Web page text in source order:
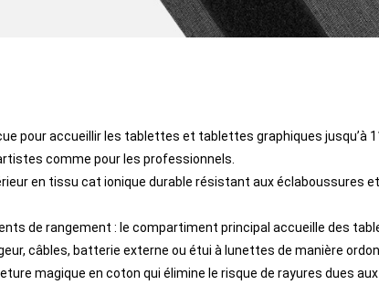
pour accueillir les tablettes et tablettes graphiques jusqu’à
comme pour les professionnels.
en tissu cat ionique durable résistant aux éclaboussures
de rangement : le compartiment principal accueille des
câbles, batterie externe ou étui à lunettes de manière
magique en coton qui élimine le risque de rayures dues